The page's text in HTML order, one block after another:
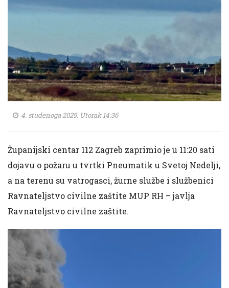
4. studenoga 2025. Utorak 14:36
Županijski centar 112 Zagreb zaprimio je u 11:20 sati
dojavu o požaru u tvrtki Pneumatik u Svetoj Nedelji,
a na terenu su vatrogasci, žurne službe i službenici
Ravnateljstvo civilne zaštite MUP RH – javlja
Ravnateljstvo civilne zaštite.